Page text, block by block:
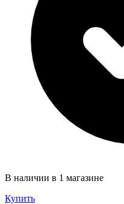
В наличии в 1 магазине
Купить